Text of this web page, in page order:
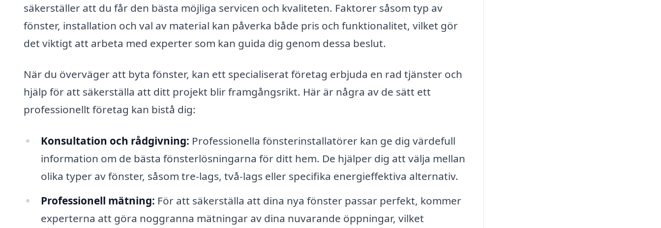
säkerställer att du får den bästa möjliga servicen och kvaliteten. Faktorer såsom typ av
fönster, installation och val av material kan påverka både pris och funktionalitet, vilket gör
det viktigt att arbeta med experter som kan guida dig genom dessa beslut.
När du överväger att byta fönster, kan ett specialiserat företag erbjuda en rad tjänster och
hjälp för att säkerställa att ditt projekt blir framgångsrikt. Här är några av de sätt ett
professionellt företag kan bistå dig:
Konsultation och rådgivning: Professionella fönsterinstallatörer kan ge dig värdefull
information om de bästa fönsterlösningarna för ditt hem. De hjälper dig att välja mellan
olika typer av fönster, såsom tre-lags, två-lags eller specifika energieffektiva alternativ.
Professionell mätning: För att säkerställa att dina nya fönster passar perfekt, kommer
experterna att göra noggranna mätningar av dina nuvarande öppningar, vilket